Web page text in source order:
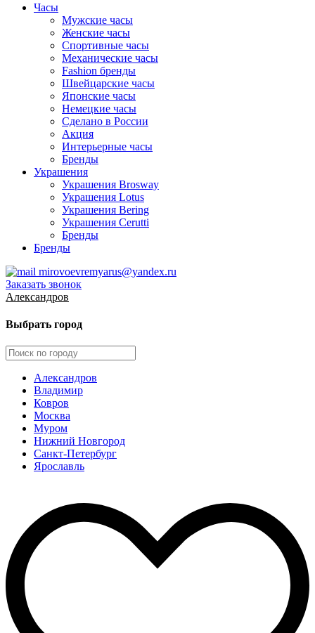
Часы
Мужские часы
Женские часы
Спортивные часы
Механические часы
Fashion бренды
Швейцарские часы
Японские часы
Немецкие часы
Сделано в России
Акция
Интерьерные часы
Бренды
Украшения
Украшения Brosway
Украшения Lotus
Украшения Bering
Украшения Cerutti
Бренды
Бренды
mirovoevremyarus@yandex.ru
Заказать звонок
Александров
Выбрать город
Александров
Владимир
Ковров
Москва
Муром
Нижний Новгород
Санкт-Петербург
Ярославль